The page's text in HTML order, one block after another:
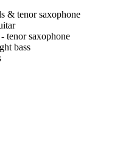
& tenor saxophone
tenor saxophone
bass